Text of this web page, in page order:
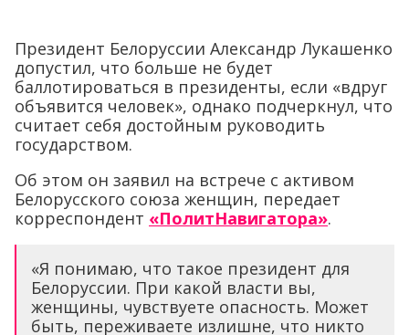
Президент Белоруссии Александр Лукашенко
допустил, что больше не будет
баллотироваться в президенты, если «вдруг
объявится человек», однако подчеркнул, что
считает себя достойным руководить
государством.
Об этом он заявил на встрече с активом
Белорусского союза женщин, передает
корреспондент «ПолитНавигатора».
«Я понимаю, что такое президент для
Белоруссии. При какой власти вы,
женщины, чувствуете опасность. Может
быть, переживаете излишне, что никто